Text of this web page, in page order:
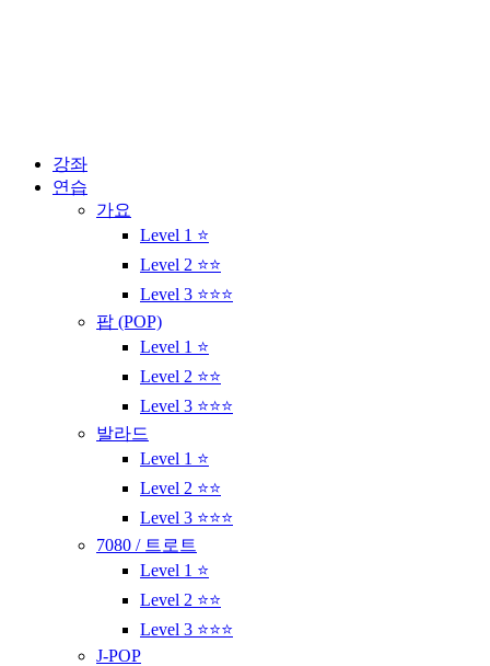
강좌
연습
가요
Level 1 ⭐
Level 2 ⭐⭐
Level 3 ⭐⭐⭐
팝 (POP)
Level 1 ⭐
Level 2 ⭐⭐
Level 3 ⭐⭐⭐
발라드
Level 1 ⭐
Level 2 ⭐⭐
Level 3 ⭐⭐⭐
7080 / 트로트
Level 1 ⭐
Level 2 ⭐⭐
Level 3 ⭐⭐⭐
J-POP